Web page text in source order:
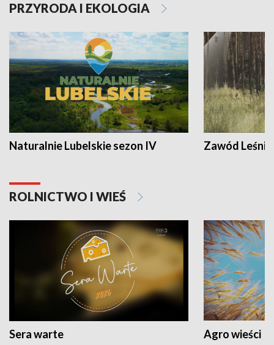
PRZYRODA I EKOLOGIA
Naturalnie Lubelskie sezon IV Zawód Leśnik
ROLNICTWO I WIEŚ
Sera warte Agro wieści